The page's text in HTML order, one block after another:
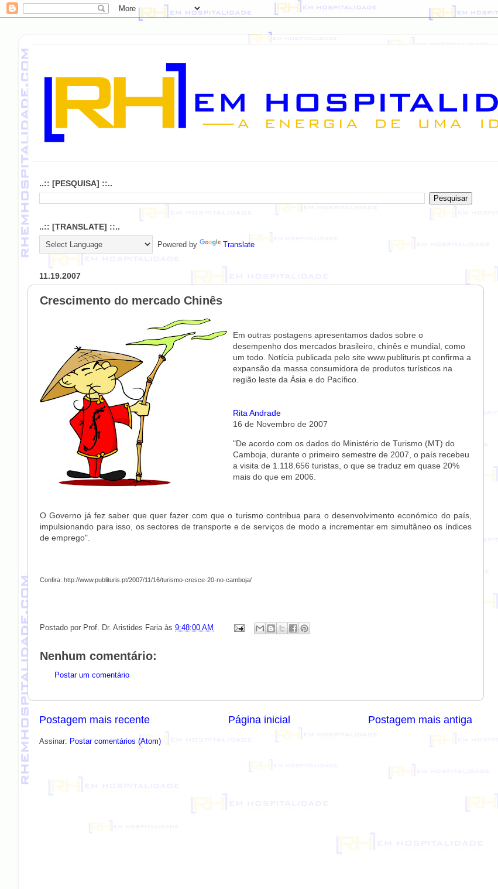
..:: [PESQUISA] ::..
..:: [TRANSLATE] ::..
Powered by Translate
11.19.2007
Crescimento do mercado Chinês
Em outras postagens apresentamos dados sobre o
desempenho dos mercados brasileiro, chinês e mundial, como
um todo. Notícia publicada pelo site www.publituris.pt confirma a
expansão da massa consumidora de produtos turísticos na
região leste da Ásia e do Pacífico.
Rita Andrade
16 de Novembro de 2007
"De acordo com os dados do Ministério de Turismo (MT) do
Camboja, durante o primeiro semestre de 2007, o país recebeu
a visita de 1.118.656 turistas, o que se traduz em quase 20%
mais do que em 2006.
O Governo já fez saber que quer fazer com que o turismo contribua para o desenvolvimento económico do país,
impulsionando para isso, os sectores de transporte e de serviços de modo a incrementar em simultâneo os índices
de emprego".
Confira: http://www.publituris.pt/2007/11/16/turismo-cresce-20-no-camboja/
Postado por Prof. Dr. Aristides Faria às 9:48:00 AM
Nenhum comentário:
Postar um comentário
Postagem mais recente Postagem mais antiga
Página inicial
Assinar: Postar comentários (Atom)